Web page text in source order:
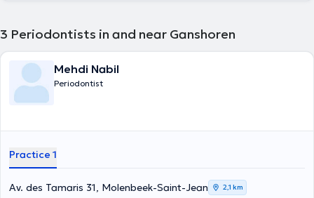
3 Periodontists in and near Ganshoren
Mehdi Nabil
Periodontist
Practice 1
Av. des Tamaris 31, Molenbeek-Saint-Jean 2,1 km